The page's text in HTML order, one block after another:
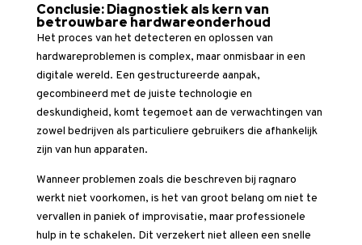
Conclusie: Diagnostiek als kern van
betrouwbare hardwareonderhoud
Het proces van het detecteren en oplossen van
hardwareproblemen is complex, maar onmisbaar in een
digitale wereld. Een gestructureerde aanpak,
gecombineerd met de juiste technologie en
deskundigheid, komt tegemoet aan de verwachtingen van
zowel bedrijven als particuliere gebruikers die afhankelijk
zijn van hun apparaten.
Wanneer problemen zoals die beschreven bij ragnaro
werkt niet voorkomen, is het van groot belang om niet te
vervallen in paniek of improvisatie, maar professionele
hulp in te schakelen. Dit verzekert niet alleen een snelle